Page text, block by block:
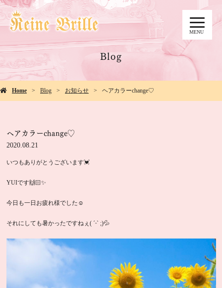
MENU
Blog
Home Blog お知らせ ヘアカラーchange♡
ヘアカラーchange♡
2020.08.21
いつもありがとうございます💓
YUIです🙌🏻✨
今日も一日お疲れ様でした☺️
それにしても暑かったですねぇ( ˊᵕˋ ;)💦